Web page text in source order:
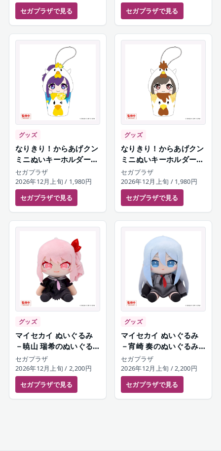
セガプラザで見る
セガプラザで見る
グッズ
なりきり！からあげクン
ミニぬいキーホルダー
朝比奈まふゆ
セガプラザ
2026年12月上旬 / 1,980円
セガプラザで見る
グッズ
なりきり！からあげクン
ミニぬいキーホルダー
東雲絵名
セガプラザ
2026年12月上旬 / 1,980円
セガプラザで見る
グッズ
マイセカイ ぬいぐるみ
－暁山 瑞希のぬいぐる
み－（S）
セガプラザ
2026年12月上旬 / 2,200円
セガプラザで見る
グッズ
マイセカイ ぬいぐるみ
－宵崎 奏のぬいぐるみ
－（S）
セガプラザ
2026年12月上旬 / 2,200円
セガプラザで見る